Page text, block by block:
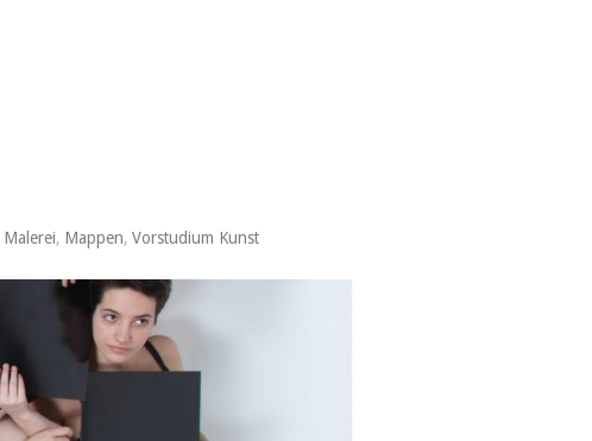
Malerei, Mappen, Vorstudium Kunst